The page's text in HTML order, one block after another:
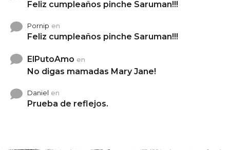
Feliz cumpleaños pinche Saruman!!!
Pornip en
Feliz cumpleaños pinche Saruman!!!
ElPutoAmo en
No digas mamadas Mary Jane!
Daniel en
Prueba de reflejos.